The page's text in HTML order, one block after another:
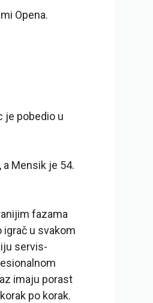
Opena.
je pobedio u
Mensik je 54.
fazama
u svakom
servis-
imaju porast
po korak.